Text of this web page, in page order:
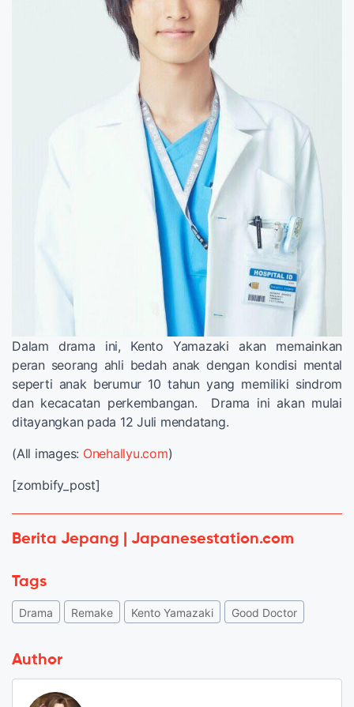
Dalam drama ini, Kento Yamazaki akan memainkan
peran seorang ahli bedah anak dengan kondisi mental
seperti anak berumur 10 tahun yang memiliki sindrom
dan kecacatan perkembangan. Drama ini akan mulai
ditayangkan pada 12 Juli mendatang.
(All images: Onehallyu.com)
[zombify_post]
Berita Jepang | Japanesestation.com
Tags
Drama Remake Kento Yamazaki Good Doctor
Author